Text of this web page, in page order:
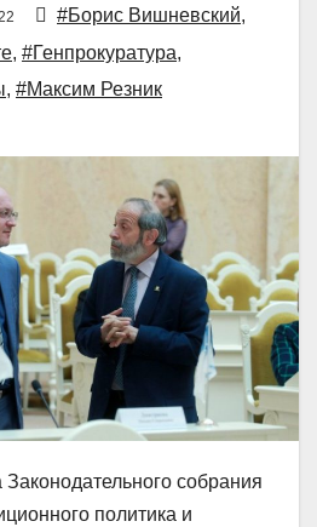
#Борис Вишневский,
, #Генпрокуратура,
, #Максим Резник
собрания
политика и